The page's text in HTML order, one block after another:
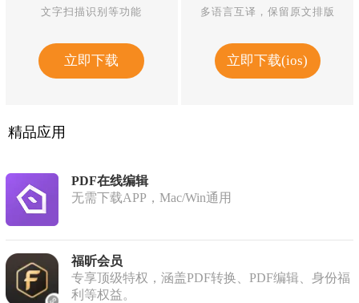
文字扫描识别等功能
立即下载
多语言互译，保留原文排版
立即下载(ios)
精品应用
PDF在线编辑
无需下载APP，Mac/Win通用
福昕会员
专享顶级特权，涵盖PDF转换、PDF编辑、身份福
利等权益。